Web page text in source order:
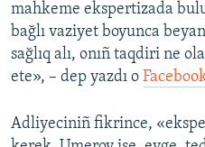
mahkeme ekspertizada
bağlı vaziyet boyunca
sağlıq alı, onıñ taqdiri ne
ete», – dep yazdı o
Adliyeciniñ fikrince,